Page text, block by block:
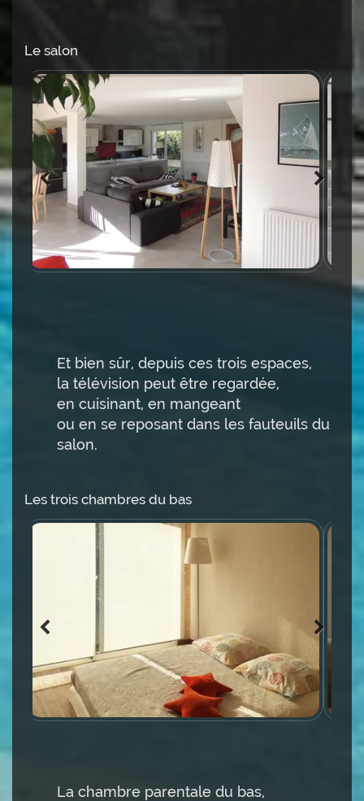
Le salon
Et bien sûr, depuis ces trois espaces,
la télévision peut être regardée,
en cuisinant, en mangeant
ou en se reposant dans les fauteuils du
salon.
Les trois chambres du bas
La chambre parentale du bas,